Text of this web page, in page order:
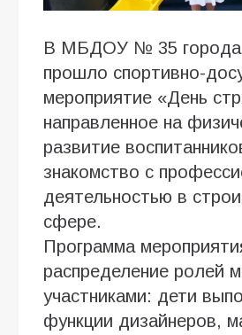
В МБДОУ № 35 города
прошло спортивно-
мероприятие «День
направленное на
развитие
знакомство с
деятельностью в
сфере.
Программа
распределение ролей
участниками: дети
функции дизайнеров,